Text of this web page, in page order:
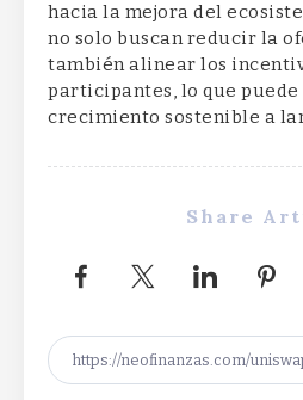
hacia la mejora del
no solo buscan reducir la
también alinear los
participantes, lo que
crecimiento sostenible a
Share